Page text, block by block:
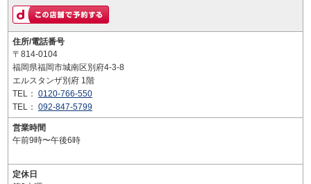
住所/電話番号
〒814-0104
福岡県福岡市城南区別府4-3-8
エルスタンザ別府 1階
TEL： 0120-766-550
TEL： 092-847-5799
営業時間
午前9時〜午後6時
定休日